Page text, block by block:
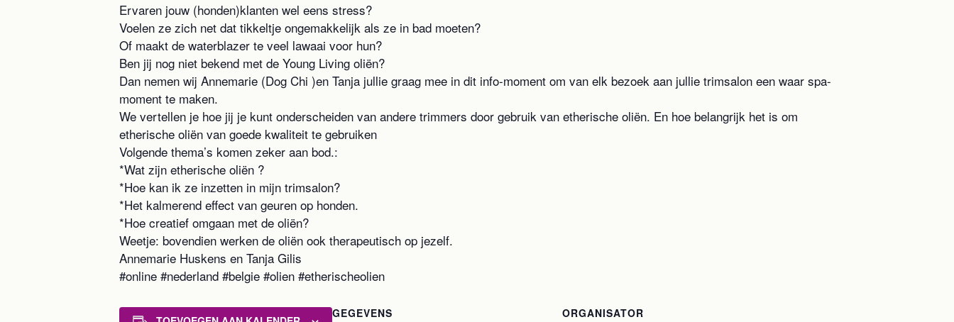
Ervaren jouw (honden)klanten wel eens stress?
Voelen ze zich net dat tikkeltje ongemakkelijk als ze in bad moeten?
Of maakt de waterblazer te veel lawaai voor hun?
Ben jij nog niet bekend met de Young Living oliën?
Dan nemen wij Annemarie (Dog Chi )en Tanja jullie graag mee in dit info-moment om van elk bezoek aan jullie trimsalon een waar spa-
moment te maken.
We vertellen je hoe jij je kunt onderscheiden van andere trimmers door gebruik van etherische oliën. En hoe belangrijk het is om
etherische oliën van goede kwaliteit te gebruiken
Volgende thema’s komen zeker aan bod.:
*Wat zijn etherische oliën ?
*Hoe kan ik ze inzetten in mijn trimsalon?
*Het kalmerend effect van geuren op honden.
*Hoe creatief omgaan met de oliën?
Weetje: bovendien werken de oliën ook therapeutisch op jezelf.
Annemarie Huskens en Tanja Gilis
#online #nederland #belgie #olien #etherischeolien
GEGEVENS
ORGANISATOR